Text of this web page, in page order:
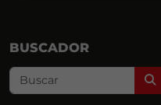
BUSCADOR